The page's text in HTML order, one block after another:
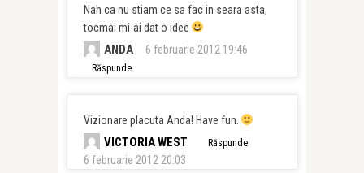
Nah ca nu stiam ce sa fac in seara asta,
tocmai mi-ai dat o idee
ANDA 6 februarie 2012 19:46
Răspunde
Vizionare placuta Anda! Have fun.
VICTORIA WEST
6 februarie 2012 20:03
Răspunde